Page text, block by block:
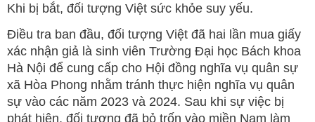
Khi bị bắt, đối tượng Việt sức khỏe suy yếu.
Điều tra ban đầu, đối tượng Việt đã hai lần mua giấy
xác nhận giả là sinh viên Trường Đại học Bách khoa
Hà Nội để cung cấp cho Hội đồng nghĩa vụ quân sự
xã Hòa Phong nhằm tránh thực hiện nghĩa vụ quân
sự vào các năm 2023 và 2024. Sau khi sự việc bị
phát hiện, đối tượng đã bỏ trốn vào miền Nam làm